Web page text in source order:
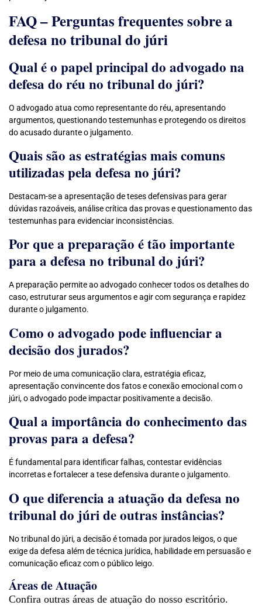
FAQ – Perguntas frequentes sobre a
defesa no tribunal do júri
Qual é o papel principal do advogado na
defesa do réu no tribunal do júri?
O advogado atua como representante do réu, apresentando
argumentos, questionando testemunhas e protegendo os direitos
do acusado durante o julgamento.
Quais são as estratégias mais comuns
utilizadas pela defesa no júri?
Destacam-se a apresentação de teses defensivas para gerar
dúvidas razoáveis, análise crítica das provas e questionamento das
testemunhas para evidenciar inconsistências.
Por que a preparação é tão importante
para a defesa no tribunal do júri?
A preparação permite ao advogado conhecer todos os detalhes do
caso, estruturar seus argumentos e agir com segurança e rapidez
durante o julgamento.
Como o advogado pode influenciar a
decisão dos jurados?
Por meio de uma comunicação clara, estratégia eficaz,
apresentação convincente dos fatos e conexão emocional com o
júri, o advogado pode impactar positivamente a decisão.
Qual a importância do conhecimento das
provas para a defesa?
É fundamental para identificar falhas, contestar evidências
incorretas e fortalecer a tese defensiva durante o julgamento.
O que diferencia a atuação da defesa no
tribunal do júri de outras instâncias?
No tribunal do júri, a decisão é tomada por jurados leigos, o que
exige da defesa além de técnica jurídica, habilidade em persuasão e
comunicação eficaz com o público leigo.
Áreas de Atuação
Confira outras áreas de atuação do nosso escritório.